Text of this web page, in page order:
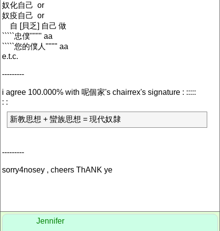
奴化自己 or
奴疫自己 or
自 [貝乏] 自己 做
`````忠僕"""" aa
`````您的僕人"""" aa
e.t.c.
---------
i agree 100.000% with 呢個家's chairrex's signature : :::::
: :
新教思想 + 蠻族思想 = 現代奴隸
---------
sorry4nosey , cheers ThANK ye
Jennifer